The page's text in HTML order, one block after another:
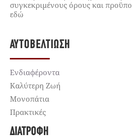
συγκεκριμένους όρους και
εδώ
ΑΥΤΟΒΕΛΤΊΩΣΗ
Ενδιαφέροντα
Καλύτερη Ζωή
Μονοπάτια
Πρακτικές
ΔΙΑΤΡΟΦΉ